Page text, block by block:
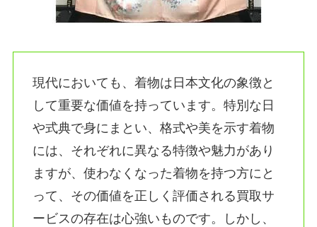
現代においても、着物は日本文化の象徴と
して重要な価値を持っています。特別な日
や式典で身にまとい、格式や美を示す着物
には、それぞれに異なる特徴や魅力があり
ますが、使わなくなった着物を持つ方にと
って、その価値を正しく評価される買取サ
ービスの存在は心強いものです。しかし、